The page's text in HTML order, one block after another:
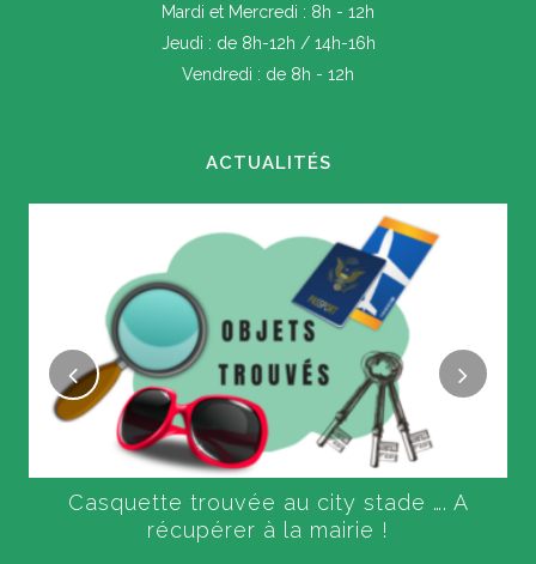
Mardi et Mercredi : 8h - 12h
Jeudi : de 8h-12h / 14h-16h
Vendredi : de 8h - 12h
ACTUALITÉS
Casquette trouvée au city stade …. A
récupérer à la mairie !